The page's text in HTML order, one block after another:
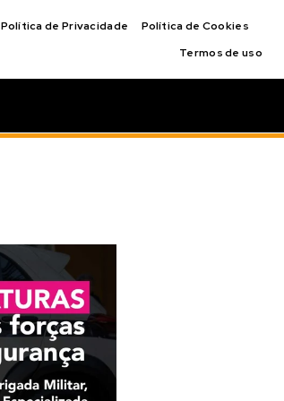
Política de Privacidade
Política de Cookies
Termos de uso